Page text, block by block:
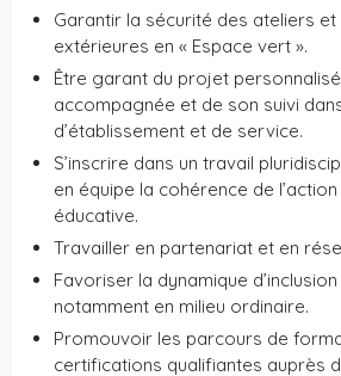
Garantir la sécurité des ateliers
extérieures en « Espace vert ».
Être garant du projet
accompagnée et de son suivi
d’établissement et de service.
S’inscrire dans un travail
en équipe la cohérence de
éducative.
Travailler en partenariat et en
Favoriser la dynamique
notamment en milieu ordinaire.
Promouvoir les parcours de
certifications qualifiantes auprès